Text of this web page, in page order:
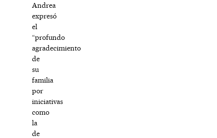
Andrea
expresó
el
“profundo
agradecimiento
de
su
familia
por
iniciativas
como
la
de